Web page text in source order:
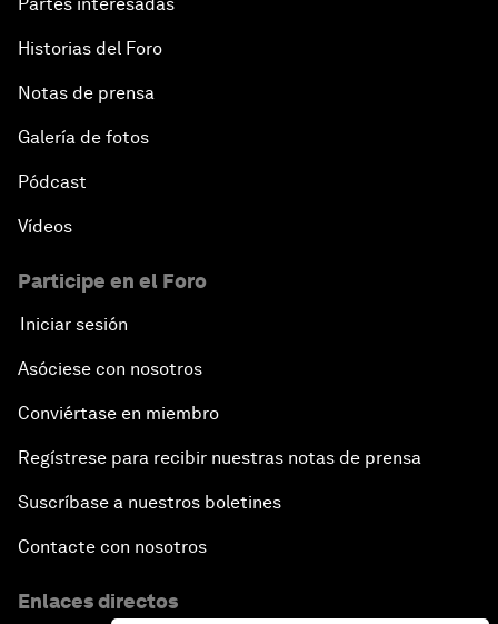
Historias del Foro
Notas de prensa
Galería de fotos
Pódcast
Vídeos
Participe en el Foro
Iniciar sesión
Asóciese con nosotros
Conviértase en miembro
Regístrese para recibir nuestras notas de prensa
Suscríbase a nuestros boletines
Contacte con nosotros
Enlaces directos